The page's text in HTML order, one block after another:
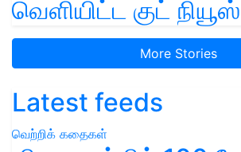
வெளியிட்ட குட் நியூஸ்
More Stories
Latest feeds
வெற்றிக் கதைகள்